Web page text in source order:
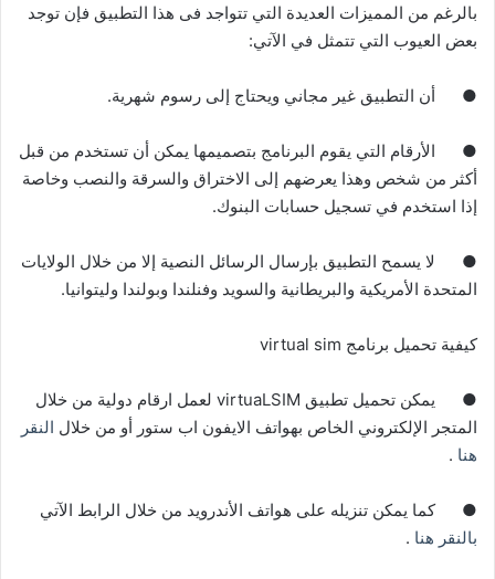
بالرغم من المميزات العديدة التي تتواجد فى هذا التطبيق فإن توجد
بعض العيوب التي تتمثل في الآتي:
● أن التطبيق غير مجاني ويحتاج إلى رسوم شهرية.
● الأرقام التي يقوم البرنامج بتصميمها يمكن أن تستخدم من قبل
أكثر من شخص وهذا يعرضهم إلى الاختراق والسرقة والنصب وخاصة
إذا استخدم في تسجيل حسابات البنوك.
●
لا يسمح التطبيق بإرسال الرسائل النصية إلا من خلال الولايات
المتحدة الأمريكية والبريطانية والسويد وفنلندا وبولندا وليتوانيا.
كيفية تحميل برنامج virtual sim
●
يمكن تحميل تطبيق virtuaLSIM لعمل ارقام دولية من خلال
المتجر الإلكتروني الخاص بهواتف الايفون اب ستور أو من خلال النقر
هنا .
●كما يمكن تنزيله على هواتف الأندرويد من خلال الرابط الآتي
بالنقر هنا .